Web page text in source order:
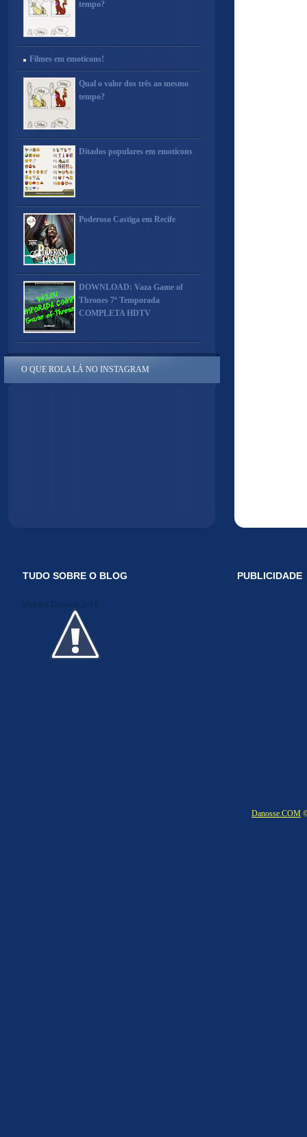
tempo?
Filmes em emoticons!
Qual o valor dos três ao mesmo
tempo?
Ditados populares em emoticons
Poderoso Castiga em Recife
DOWNLOAD: Vaza Game of
Thrones 7ª Temporada
COMPLETA HDTV
O QUE ROLA LÁ NO INSTAGRAM
TUDO SOBRE O BLOG
Midiakit Danosse 2014
PUBLICIDADE
Danosse.COM